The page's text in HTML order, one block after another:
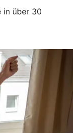
in über 30